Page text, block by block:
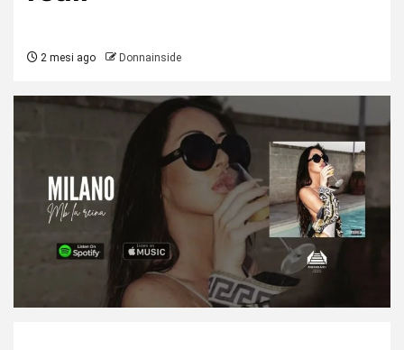
2 mesi ago Donnainside